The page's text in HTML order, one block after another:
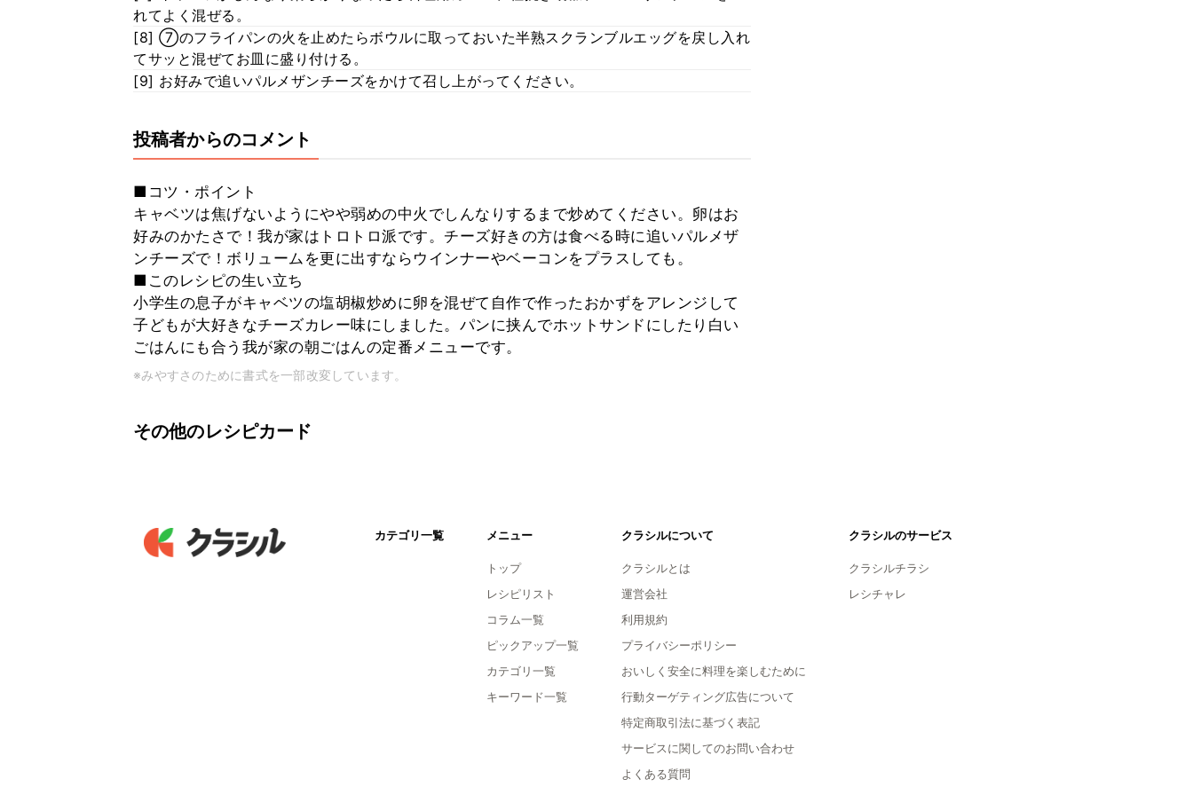
れてよく混ぜる。
[8] ⑦のフライパンの火を止めたらボウルに取っておいた半熟スクランブルエッグを戻し入れ
てサッと混ぜてお皿に盛り付ける。
[9] お好みで追いパルメザンチーズをかけて召し上がってください。
投稿者からのコメント
■コツ・ポイント
キャベツは焦げないようにやや弱めの中火でしんなりするまで炒めてください。卵はお
好みのかたさで！我が家はトロトロ派です。チーズ好きの方は食べる時に追いパルメザ
ンチーズで！ボリュームを更に出すならウインナーやベーコンをプラスしても。
■このレシピの生い立ち
小学生の息子がキャベツの塩胡椒炒めに卵を混ぜて自作で作ったおかずをアレンジして
子どもが大好きなチーズカレー味にしました。パンに挟んでホットサンドにしたり白い
ごはんにも合う我が家の朝ごはんの定番メニューです。
※みやすさのために書式を一部改変しています。
その他のレシピカード
カテゴリ一覧 メニュー
トップ
レシピリスト
コラム一覧
ピックアップ一覧
カテゴリ一覧
キーワード一覧
クラシルについて
クラシルとは
運営会社
利用規約
プライバシーポリシー
おいしく安全に料理を楽しむために
行動ターゲティング広告について
特定商取引法に基づく表記
サービスに関してのお問い合わせ
よくある質問
クラシルのサービス
クラシルチラシ
レシチャレ